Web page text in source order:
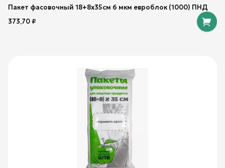
Пакет фасовочный 18+8х35см 6 мкм евроблок (1000) ПНД
373,70₽